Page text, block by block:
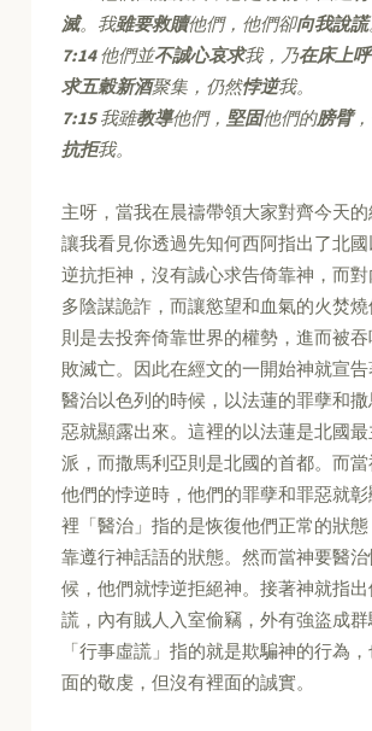
滅。我雖要救贖他們，他們卻向我說謊
7:14他們並不誠心哀求我，乃在床上
求五穀新酒聚集，仍然悖逆我。
7:15我雖教導他們， 堅固他們的膀臂
抗拒我。
主呀，當我在晨禱帶領大家對齊今天
讓我看見你透過先知何西阿指出了北
逆抗拒神，沒有誠心求告倚靠神，而
多陰謀詭詐，而讓慾望和血氣的火焚
則是去投奔倚靠世界的權勢，進而被
敗滅亡。因此在經文的一開始神就宣
醫治以色列的時候，以法蓮的罪孽和
惡就顯露出來。這裡的以法蓮是北國
派，而撒馬利亞則是北國的首都。而
他們的悖逆時，他們的罪孽和罪惡就
裡「醫治」指的是恢復他們正常的狀
靠遵行神話語的狀態。然而當神要醫
候，他們就悖逆拒絕神。接著神就指
謊，內有賊人入室偷竊，外有強盜成
「行事虛謊」指的就是欺騙神的行為
面的敬虔，但沒有裡面的誠實。